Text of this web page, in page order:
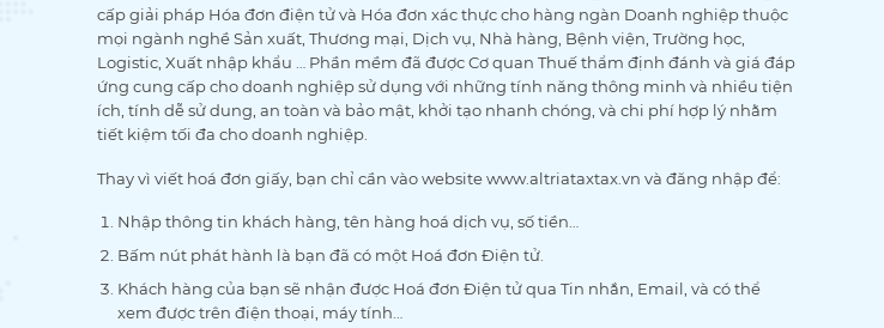
cấp giải pháp Hóa đơn điện tử và Hóa đơn xác thực cho hàng ngàn Doanh nghiệp thuộc
mọi ngành nghề Sản xuất, Thương mại, Dịch vụ, Nhà hàng, Bệnh viện, Trường học,
Logistic, Xuất nhập khẩu … Phần mềm đã được Cơ quan Thuế thẩm định đánh và giá đáp
ứng cung cấp cho doanh nghiệp sử dụng với những tính năng thông minh và nhiều tiện
ích, tính dễ sử dung, an toàn và bảo mật, khởi tạo nhanh chóng, và chi phí hợp lý nhằm
tiết kiệm tối đa cho doanh nghiệp.
Thay vì viết hoá đơn giấy, bạn chỉ cần vào website www.altriataxtax.vn và đăng nhập để:
Nhập thông tin khách hàng, tên hàng hoá dịch vụ, số tiền…
Bấm nút phát hành là bạn đã có một Hoá đơn Điện tử.
Khách hàng của bạn sẽ nhận được Hoá đơn Điện tử qua Tin nhắn, Email, và có thể
xem được trên điện thoại, máy tính…